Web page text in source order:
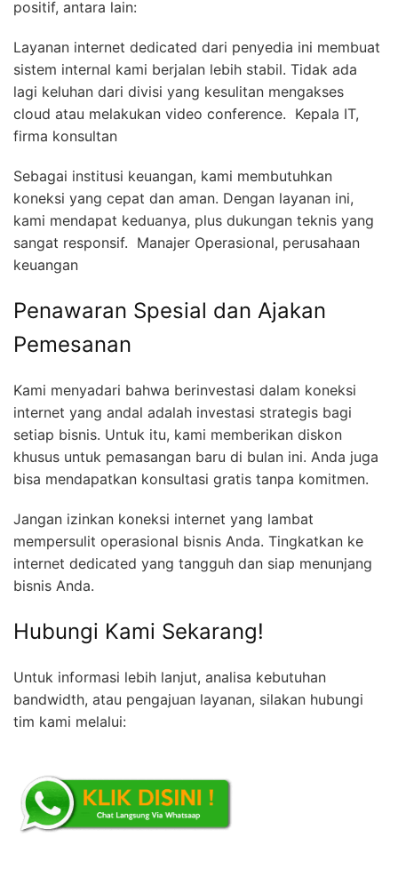
positif, antara lain:
Layanan internet dedicated dari penyedia ini membuat
sistem internal kami berjalan lebih stabil. Tidak ada
lagi keluhan dari divisi yang kesulitan mengakses
cloud atau melakukan video conference.  Kepala IT,
firma konsultan
Sebagai institusi keuangan, kami membutuhkan
koneksi yang cepat dan aman. Dengan layanan ini,
kami mendapat keduanya, plus dukungan teknis yang
sangat responsif.  Manajer Operasional, perusahaan
keuangan
Penawaran Spesial dan Ajakan
Pemesanan
Kami menyadari bahwa berinvestasi dalam koneksi
internet yang andal adalah investasi strategis bagi
setiap bisnis. Untuk itu, kami memberikan diskon
khusus untuk pemasangan baru di bulan ini. Anda juga
bisa mendapatkan konsultasi gratis tanpa komitmen.
Jangan izinkan koneksi internet yang lambat
mempersulit operasional bisnis Anda. Tingkatkan ke
internet dedicated yang tangguh dan siap menunjang
bisnis Anda.
Hubungi Kami Sekarang!
Untuk informasi lebih lanjut, analisa kebutuhan
bandwidth, atau pengajuan layanan, silakan hubungi
tim kami melalui: